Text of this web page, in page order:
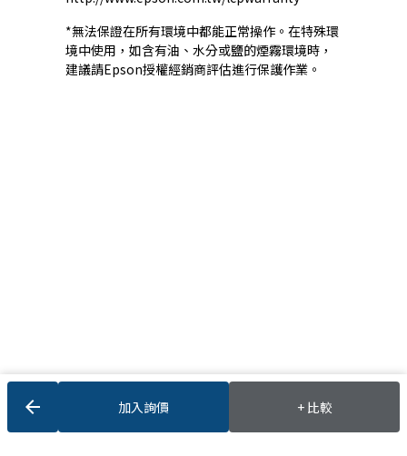
*無法保證在所有環境中都能正常操作。在特殊環
境中使用，如含有油、水分或鹽的煙霧環境時，
建議請Epson授權經銷商評估進行保護作業。
arrow_back 加入詢價 + 比較